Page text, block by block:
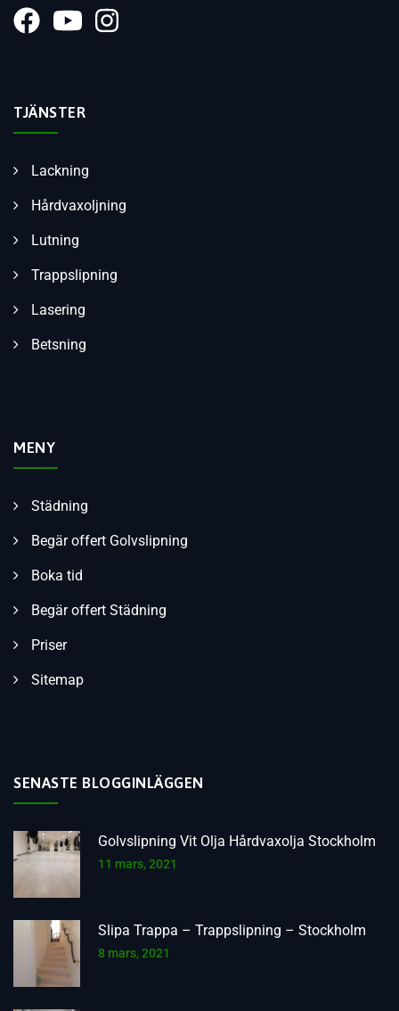
TJÄNSTER
Lackning
Hårdvaxoljning
Lutning
Trappslipning
Lasering
Betsning
MENY
Städning
Begär offert Golvslipning
Boka tid
Begär offert Städning
Priser
Sitemap
SENASTE BLOGGINLÄGGEN
Golvslipning Vit Olja Hårdvaxolja Stockholm
11 mars, 2021
Slipa Trappa – Trappslipning – Stockholm
8 mars, 2021